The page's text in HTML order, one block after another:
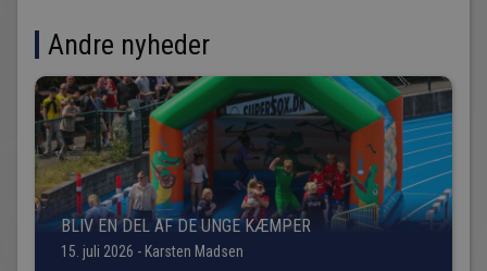
Andre nyheder
BLIV EN DEL AF DE UNGE KÆMPER
15. juli 2026 - Karsten Madsen